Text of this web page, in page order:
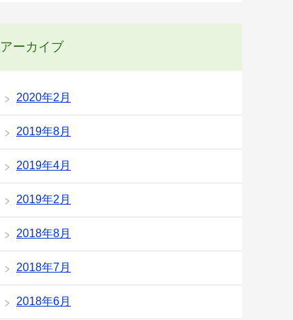
アーカイブ
2020年2月
2019年8月
2019年4月
2019年2月
2018年8月
2018年7月
2018年6月